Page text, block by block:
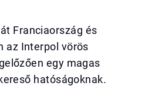
Franciaország és
az Interpol vörös
egy magas
hatóságoknak.